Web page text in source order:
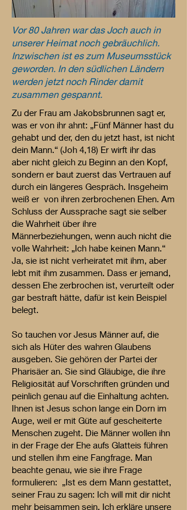
Vor 80 Jahren war das Joch auch in
unserer Heimat noch gebräuchlich.
Inzwischen ist es zum Museumsstück
geworden. In den südlichen Ländern
werden jetzt noch Rinder damit
zusammen gespannt.
Zu der Frau am Jakobsbrunnen sagt er,
was er von ihr ahnt: „Fünf Männer hast du
gehabt und der, den du jetzt hast, ist nicht
dein Mann.“ (Joh 4,18) Er wirft ihr das
aber nicht gleich zu Beginn an den Kopf,
sondern er baut zuerst das Vertrauen auf
durch ein längeres Gespräch. Insgeheim
weiß er von ihren zerbrochenen Ehen. Am
Schluss der Aussprache sagt sie selber
die Wahrheit über ihre
Männerbeziehungen, wenn auch nicht die
volle Wahrheit: „Ich habe keinen Mann.“
Ja, sie ist nicht verheiratet mit ihm, aber
lebt mit ihm zusammen. Dass er jemand,
dessen Ehe zerbrochen ist, verurteilt oder
gar bestraft hätte, dafür ist kein Beispiel
belegt.
So tauchen vor Jesus Männer auf, die
sich als Hüter des wahren Glaubens
ausgeben. Sie gehören der Partei der
Pharisäer an. Sie sind Gläubige, die ihre
Religiosität auf Vorschriften gründen und
peinlich genau auf die Einhaltung achten.
Ihnen ist Jesus schon lange ein Dorn im
Auge, weil er mit Güte auf gescheiterte
Menschen zugeht. Die Männer wollen ihn
in der Frage der Ehe aufs Glatteis führen
und stellen ihm eine Fangfrage. Man
beachte genau, wie sie ihre Frage
formulieren: „Ist es dem Mann gestattet,
seiner Frau zu sagen: Ich will mit dir nicht
mehr beisammen sein. Ich erkläre unsere